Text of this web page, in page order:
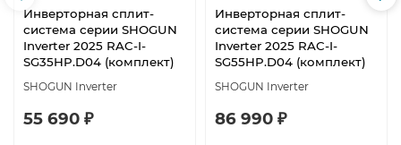
Инверторная сплит-
система серии SHOGUN
Inverter 2025 RAC-I-
SG35HP.D04 (комплект)
SHOGUN Inverter
55 690 ₽
Инверторная сплит-
система серии SHOGUN
Inverter 2025 RAC-I-
SG55HP.D04 (комплект)
SHOGUN Inverter
86 990 ₽